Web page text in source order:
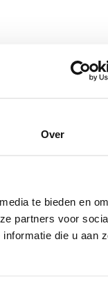
Over
te bieden en
partners voor
die u aan